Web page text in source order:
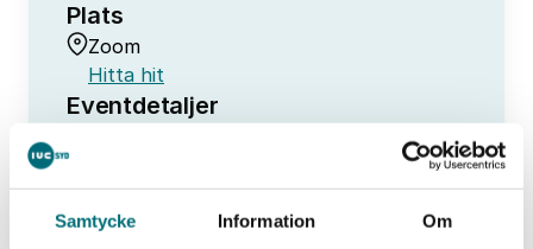
Samtycke Information Om
Plats
Zoom
Hitta hit
Eventdetaljer